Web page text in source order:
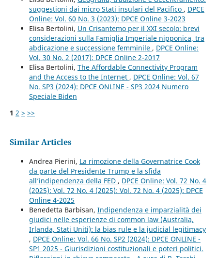
suggestioni dai micro Stati insulari del Pacifico , DPCE
Online: Vol. 60 No. 3 (2023): DPCE Online 3-2023
Elisa Bertolini, Un Crisantemo per il XXI secolo: brevi
considerazioni sulla Famiglia Imperiale nipponica, tra
abdicazione e successione femminile , DPCE Online:
Vol. 30 No. 2 (2017): DPCE Online 2-2017
Elisa Bertolini, The Affordable Connectivity Program
and the Access to the Internet , DPCE Online: Vol. 67
No. SP3 (2024): DPCE ONLINE - SP3 2024 Numero
Speciale Biden
1 2 > >>
Similar Articles
Andrea Pierini, La rimozione della Governatrice Cook
da parte del Presidente Trump e la sfida
all’indipendenza della FED , DPCE Online: Vol. 72 No. 4
(2025): Vol. 72 No. 4 (2025): Vol. 72 No. 4 (2025): DPCE
Online 4-2025
Benedetta Barbisan, Indipendenza e imparzialità dei
giudici nelle esperienze di common law (Australia,
Irlanda, Stati Uniti): la bias rule e la judicial legitimacy
, DPCE Online: Vol. 66 No. SP2 (2024): DPCE ONLINE -
SP1 2025 - Giurisdizioni costituzionali e poteri politici.